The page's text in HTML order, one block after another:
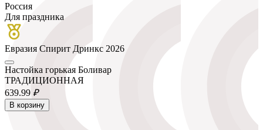
Россия
Для праздника
Евразия Спирит Дринкс 2026
Настойка горькая Боливар
ТРАДИЦИОННАЯ
639.99 ₽
В корзину